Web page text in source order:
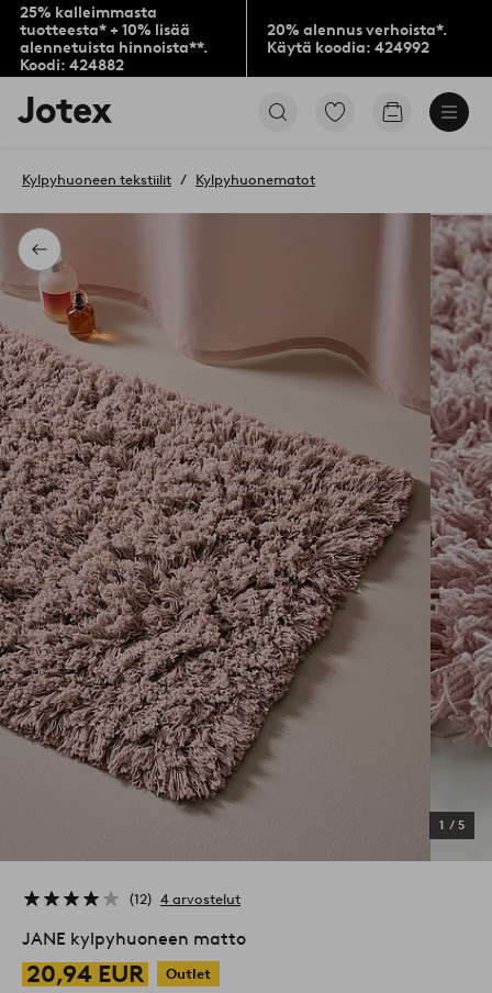
25% kalleimmasta
tuotteesta* + 10% lisää
alennetuista hinnoista**.
Koodi: 424882
20% alennus verhoista*.
Käytä koodia: 424992
Jotex-
logo
aloitussivulle
Siirry
Siirry
Takaisin
Kylpyhuoneen tekstiilit Kylpyhuonematot
1 / 5
12 4 arvostelut
JANE kylpyhuoneen matto
20,94 EUR
Outlet